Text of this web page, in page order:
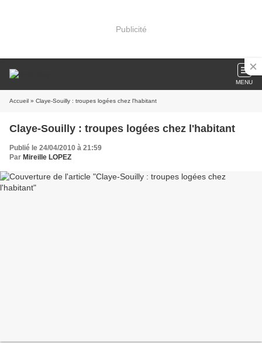
Publicité
MENU
Accueil » Claye-Souilly : troupes logées chez l'habitant
Claye-Souilly : troupes logées chez l'habitant
Publié le 24/04/2010 à 21:59
Par Mireille LOPEZ